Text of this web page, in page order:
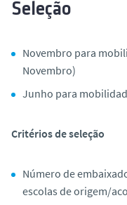
Seleção
Novembro para
Novembro)
Junho para
Critérios de seleção
Número de
escolas de origem/